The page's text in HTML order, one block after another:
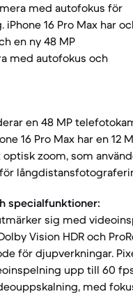
med autofokus för
16 Pro Max har
en ny 48 MP
med autofokus och
en 48 MP
16 Pro Max har en 12
zoom, som
specialfunktioner:
sig med
Vision HDR och
för djupverkningar.
upp till 60
med